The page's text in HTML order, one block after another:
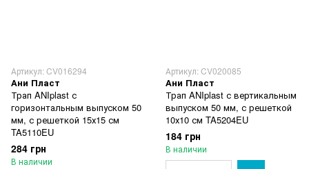
Артикул: CV016294
Ани Пласт
Трап ANIplast с
горизонтальным выпуском 50
мм, с решеткой 15х15 см
TA5110EU
284 грн
В наличии
Артикул: CV020085
Ани Пласт
Трап ANIplast с вертикальным
выпуском 50 мм, с решеткой
10х10 см TA5204EU
184 грн
В наличии